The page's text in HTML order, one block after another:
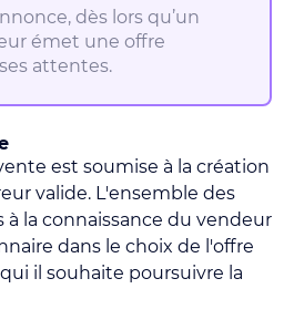
dès lors qu’un
émet une offre
attentes.
est soumise à la création
valide. L'ensemble des
la connaissance du vendeur
dans le choix de l'offre
il souhaite poursuivre la